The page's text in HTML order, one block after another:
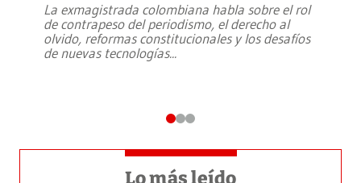
La exmagistrada colombiana habla sobre el rol
de contrapeso del periodismo, el derecho al
olvido, reformas constitucionales y los desafíos
de nuevas tecnologías...